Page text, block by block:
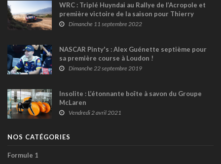
WRC : Triplé Huyndai au Rallye de l’Acropole et
première victoire de la saison pour Thierry
Neuville
Dimanche 11 septembre 2022
NASCAR Pinty's : Alex Guénette septième pour
sa première course à Loudon !
Dimanche 22 septembre 2019
Insolite : L’étonnante boîte à savon du Groupe
McLaren
Vendredi 2 avril 2021
NOS CATÉGORIES
Formule 1